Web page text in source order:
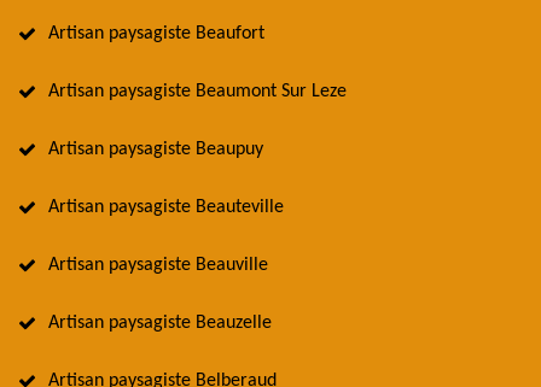
Artisan paysagiste Beaufort
Artisan paysagiste Beaumont Sur Leze
Artisan paysagiste Beaupuy
Artisan paysagiste Beauteville
Artisan paysagiste Beauville
Artisan paysagiste Beauzelle
Artisan paysagiste Belberaud